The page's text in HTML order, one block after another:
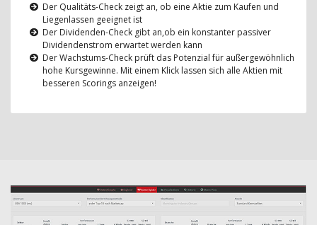
Der Qualitäts-Check zeigt an, ob eine Aktie zum Kaufen und
Liegenlassen geeignet ist
Der Dividenden-Check gibt an,ob ein konstanter passiver
Dividendenstrom erwartet werden kann
Der Wachstums-Check prüft das Potenzial für außergewöhnlich
hohe Kursgewinne. Mit einem Klick lassen sich alle Aktien mit
besseren Scorings anzeigen!